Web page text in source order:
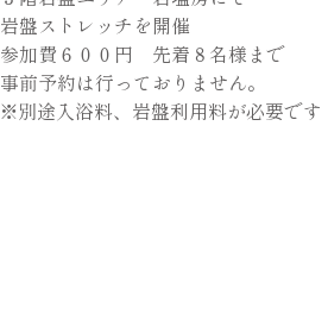
岩盤ストレッチを開催
参加費６００円　先着８名様まで
事前予約は行っておりません。
※別途入浴料、岩盤利用料が必要です